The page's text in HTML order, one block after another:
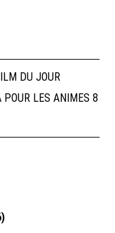
DU JOUR
LES ANIMES 8